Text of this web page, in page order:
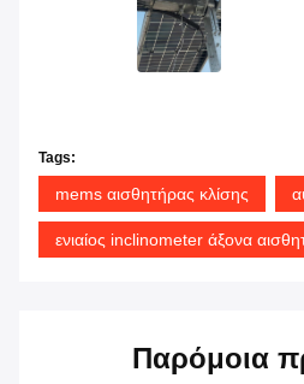
Tags:
mems αισθητήρας κλίσης
ενιαίος inclinometer άξονα
Παρόμοια